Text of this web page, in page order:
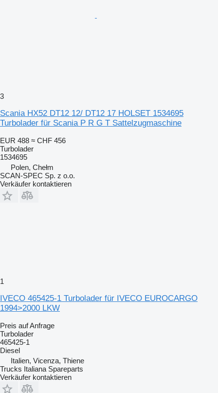
3
Scania HX52 DT12 12/ DT12 17 HOLSET 1534695
Turbolader für Scania P R G T Sattelzugmaschine
EUR 488 ≈ CHF 456
Turbolader
1534695
Polen, Chełm
SCAN-SPEC Sp. z o.o.
Verkäufer kontaktieren
1
IVECO 465425-1 Turbolader für IVECO EUROCARGO
1994>2000 LKW
Preis auf Anfrage
Turbolader
465425-1
Diesel
Italien, Vicenza, Thiene
Trucks Italiana Spareparts
Verkäufer kontaktieren